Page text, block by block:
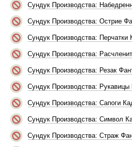
Сундук Производства:
Сундук Производства: Острие
Сундук Производства: Перчатки
Сундук Производства:
Сундук Производства: Резак
Сундук Производства:
Сундук Производства: Сапоги
Сундук Производства: Символ
Сундук Производства: Страж